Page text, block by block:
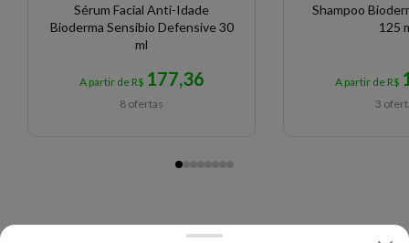
Sérum Facial Anti-Idade
Bioderma Sensibio Defensive 30
ml
A partir de R$ 177,36
8 ofertas
Shampoo
125
A partir de R$
3